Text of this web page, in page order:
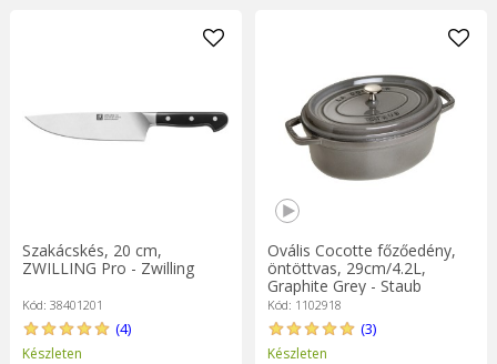
Szakácskés, 20 cm,
ZWILLING Pro - Zwilling
Kód: 38401201
(4)
Készleten
Ovális Cocotte főzőedény,
öntöttvas, 29cm/4.2L,
Graphite Grey - Staub
Kód: 1102918
(3)
Készleten